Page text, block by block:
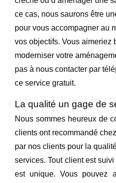
ce cas, nous saurons être
pour vous accompagner au
vos objectifs. Vous aimeriez
moderniser votre
pas à nous contacter par
ce service gratuit.
La qualité un gage de
Nous sommes heureux de
clients ont recommandé
par nos clients pour la
services. Tout client est
est unique.Vous pouvez